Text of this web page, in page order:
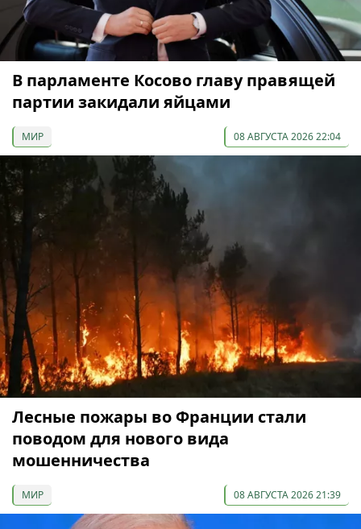
В парламенте Косово главу правящей
партии закидали яйцами
МИР 08 АВГУСТА 2026 22:04
Лесные пожары во Франции стали
поводом для нового вида
мошенничества
МИР 08 АВГУСТА 2026 21:39